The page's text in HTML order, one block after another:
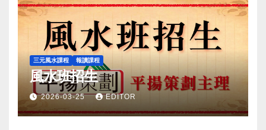
三元風水課程 報讀課程
風水班招生
2026-03-25 EDITOR